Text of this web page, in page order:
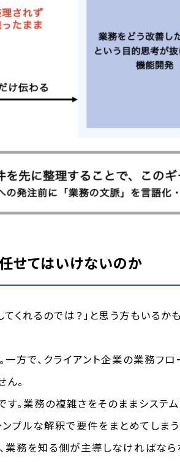
せてはいけないのか
くれるのでは？」と思う方もいる
方で、クライアント企業の業務フ
。
。業務の複雑さをそのままシステ
プルな解釈で要件をまとめてしまう
務を知る側が主導しなければなら